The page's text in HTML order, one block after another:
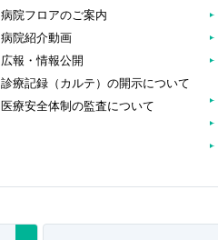
病院フロアのご案内
病院紹介動画
広報・情報公開
診療記録（カルテ）の開示について
医療安全体制の監査について